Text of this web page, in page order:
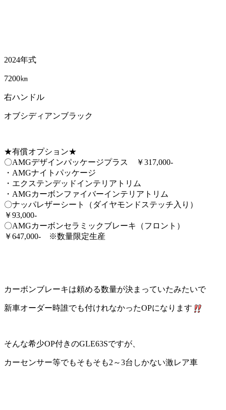
2024年式
7200㎞
右ハンドル
オブシディアンブラック
★有償オプション★
〇AMGデザインパッケージプラス ￥317,000-
・AMGナイトパッケージ
・エクステンデッドインテリアトリム
・AMGカーボンファイバーインテリアトリム
〇ナッパレザーシート（ダイヤモンドステッチ入り）
￥93,000-
〇AMGカーボンセラミックブレーキ（フロント）
￥647,000- ※数量限定生産
カーボンブレーキは頼める数量が決まっていたみたいで
新車オーダー時誰でも付けれなかったOPになります
そんな希少OP付きのGLE63Sですが、
カーセンサー等でもそもそも2～3台しかない激レア車